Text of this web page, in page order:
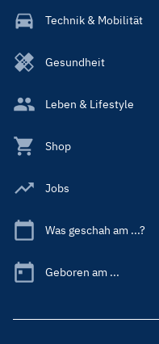
Technik & Mobilität
Gesundheit
Leben & Lifestyle
Shop
Jobs
Was geschah am ...?
Geboren am ...